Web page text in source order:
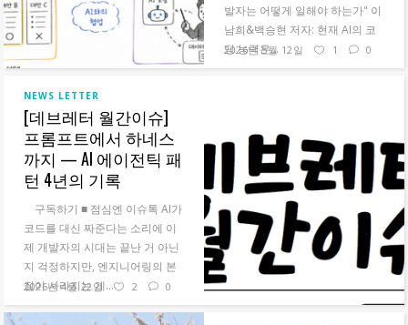
발자는 어떻게 일해야 하는가"‍ 이
남희&백승현 저자: 현재 AI의 코
딩 능력은...
2026년 5월 12일 1 0
NEWS LETTER
[데브레터 월간이슈]
프롬프트에서 하네스
까지 — AI 에이전틱 패
턴 4년의 기록
구독하기 ■ 점심엔 이슈톡‍ AI가
코드를 대신 짜준다는 소리에 이
제 개발자의 시대는 끝난 거 아닌
지 걱정하지만, 엔지니어링의 본
질이 사라지는 게...
2026년 4월 22일 2 0